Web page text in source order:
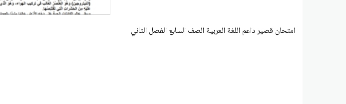
امتحان قصير داعم اللغة العربية الصف السابع الفصل الثاني